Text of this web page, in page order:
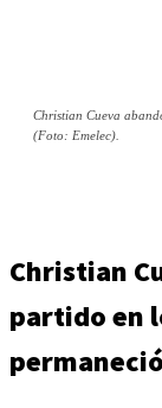
Christian Cueva
(Foto: Emelec).
Christian
partido en